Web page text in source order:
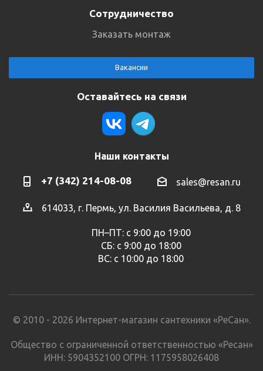
Сотрудничество
Заказать монтаж
Вакансии
Оставайтесь на связи
Наши контакты
+7 (342) 214-08-08 sales@resan.ru
614033, г. Пермь, ул. Василия Васильева, д. 8
ПН–ПТ: с 9:00 до 19:00
СБ: с 9:00 до 18:00
ВС: с 10:00 до 18:00
© 2010 - 2026 Интернет-магазин сантехники «РеСан».
Общество с ограниченной ответственностью «Ресан»
ИНН: 5904352100 ОГРН: 1175958026408